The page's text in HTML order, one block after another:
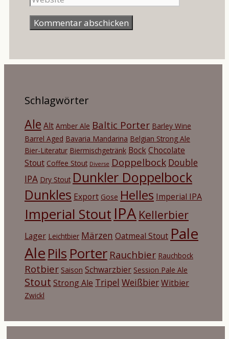
Schlagwörter
Ale Alt Amber Ale Baltic Porter Barley Wine
Barrel Aged Bavaria Mandarina Belgian Strong Ale
Bier-Literatur Biermischgetränk BockChocolate
Stout Coffee Stout Diverse Doppelbock Double
IPA Dry Stout Dunkler Doppelbock
Dunkles Export Gose Helles Imperial IPA
Imperial Stout IPA Kellerbier
Lager Leichtbier Märzen Oatmeal Stout Pale
Ale Pils Porter Rauchbier Rauchbock
Rotbier Saison Schwarzbier Session Pale Ale
Stout Strong Ale Tripel WeißbierWitbier
Zwickl